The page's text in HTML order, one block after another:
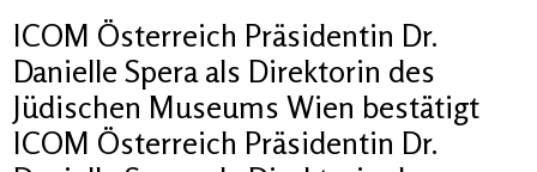
ICOM Österreich Präsidentin Dr.
Danielle Spera als Direktorin des
Jüdischen Museums Wien bestätigt
ICOM Österreich Präsidentin Dr.